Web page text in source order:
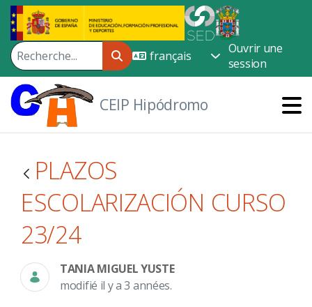
Saut au contenu principal
Ouvrir une
session
CEIP Hipódromo
PLAZOS
ESCOLARIZACIÓN CURSO
23/24
TANIA MIGUEL YUSTE
modifié il y a 3 années.